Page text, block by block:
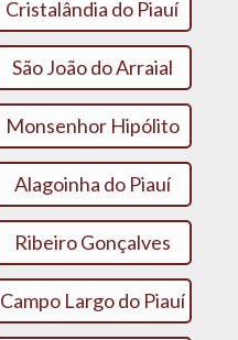
Cristalândia do Piauí
São João do Arraial
Monsenhor Hipólito
Alagoinha do Piauí
Ribeiro Gonçalves
Campo Largo do Piauí